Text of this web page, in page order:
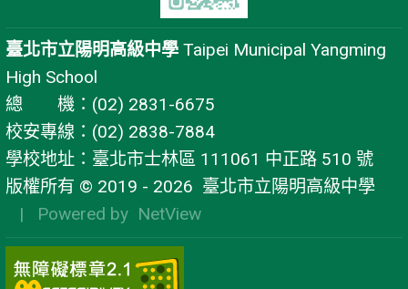
臺北市立陽明高級中學 Taipei Municipal Yangming
High School
總 機：(02) 2831-6675
校安專線：(02) 2838-7884
學校地址：臺北市士林區 111061 中正路 510 號
版權所有 © 2019 - 2026 臺北市立陽明高級中學
| Powered by NetView